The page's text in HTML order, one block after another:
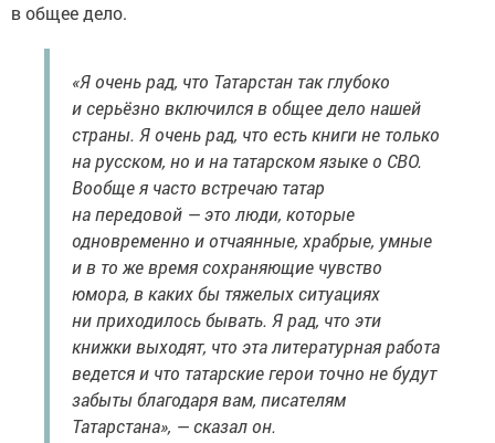
в общее дело.
«Я очень рад, что Татарстан так глубоко
и серьёзно включился в общее дело нашей
страны. Я очень рад, что есть книги не только
на русском, но и на татарском языке о СВО.
Вообще я часто встречаю татар
на передовой — это люди, которые
одновременно и отчаянные, храбрые, умные
и в то же время сохраняющие чувство
юмора, в каких бы тяжелых ситуациях
ни приходилось бывать. Я рад, что эти
книжки выходят, что эта литературная работа
ведется и что татарские герои точно не будут
забыты благодаря вам, писателям
Татарстана», — сказал он.